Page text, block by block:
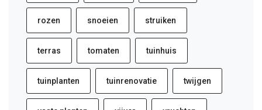
rozen snoeien struiken
terras tomaten tuinhuis
tuinplanten tuinrenovatie twijgen